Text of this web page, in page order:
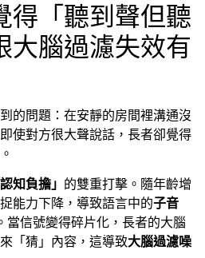
得「聽到聲但聽
大腦過濾失效有
的問題：在安靜的房間裡溝通沒
使對方很大聲說話，長者卻覺得
認知負擔」 的雙重打擊。隨年齡增
能力下降，導致語言中的子音
當信號變得碎片化，長者的大腦
「猜」內容，這導致大腦過濾噪